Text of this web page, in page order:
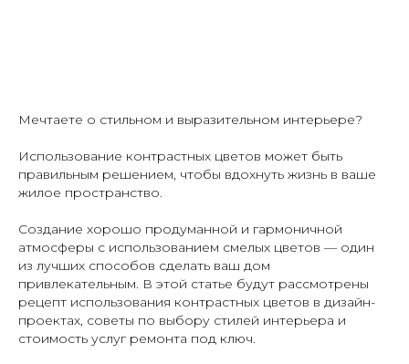
Мечтаете о стильном и выразительном интерьере?
Использование контрастных цветов может быть
правильным решением, чтобы вдохнуть жизнь в ваше
жилое пространство.
Создание хорошо продуманной и гармоничной
атмосферы с использованием смелых цветов — один
из лучших способов сделать ваш дом
привлекательным. В этой статье будут рассмотрены
рецепт использования контрастных цветов в дизайн-
проектах, советы по выбору стилей интерьера и
стоимость услуг ремонта под ключ.